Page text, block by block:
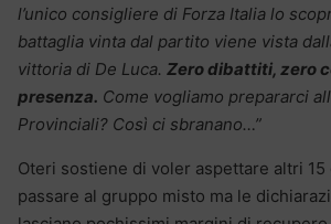
l’unico consigliere di Forza Italia lo
battaglia vinta dal partito viene vista
vittoria di De Luca. Zero dibattiti, zero
presenza. Come vogliamo prepararci
Provinciali? Così ci sbranano…”
Oteri sostiene di voler aspettare altri
passare al gruppo misto ma le